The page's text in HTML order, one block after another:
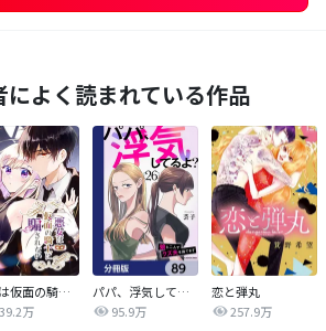
によく読まれている作品
悪女は仮面の騎士に騙されない
万
パパ、浮気してるよ？娘と二人でクズ夫を捨てます【分冊版】
95.9万
恋と弾丸
257.9万